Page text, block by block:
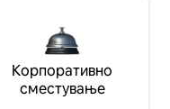
Корпоративно
сместување